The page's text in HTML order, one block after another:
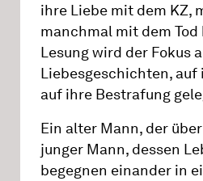
ihre Liebe mit dem KZ,
manchmal mit dem
Lesung wird der Fokus
Liebesgeschichten, auf
auf ihre Bestrafung
Ein alter Mann, der
junger Mann, dessen
begegnen einander in